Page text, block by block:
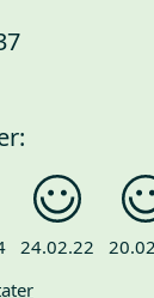
24.02.22